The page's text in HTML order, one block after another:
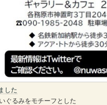
した
ぐるみをモチーフとした